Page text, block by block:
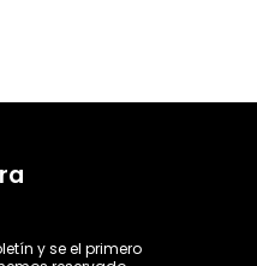
y se el primero